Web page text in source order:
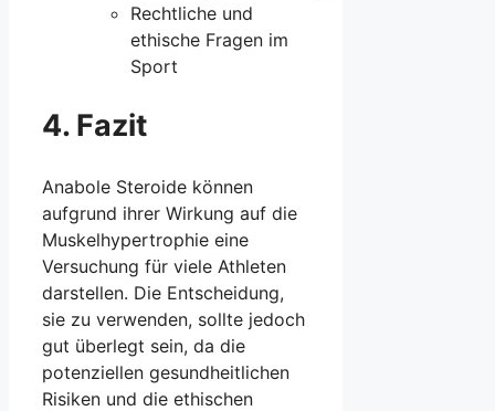
Rechtliche und
ethische Fragen im
Sport
4. Fazit
Anabole Steroide können
aufgrund ihrer Wirkung auf die
Muskelhypertrophie eine
Versuchung für viele Athleten
darstellen. Die Entscheidung,
sie zu verwenden, sollte jedoch
gut überlegt sein, da die
potenziellen gesundheitlichen
Risiken und die ethischen